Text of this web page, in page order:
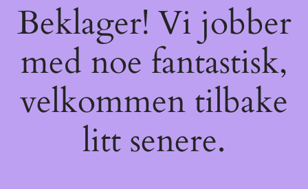
Beklager! Vi jobber
med noe fantastisk,
velkommen tilbake
litt senere.